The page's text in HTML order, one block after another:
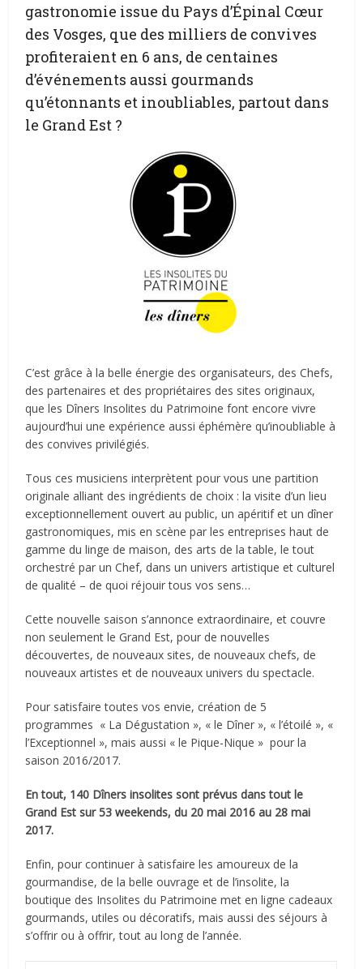
gastronomie issue du Pays d’Épinal Cœur
des Vosges, que des milliers de convives
profiteraient en 6 ans, de centaines
d’événements aussi gourmands
qu’étonnants et inoubliables, partout dans
le Grand Est ?
C’est grâce à la belle énergie des organisateurs, des Chefs,
des partenaires et des propriétaires des sites originaux,
que les Dîners Insolites du Patrimoine font encore vivre
aujourd’hui une expérience aussi éphémère qu’inoubliable à
des convives privilégiés.
Tous ces musiciens interprètent pour vous une partition
originale alliant des ingrédients de choix : la visite d’un lieu
exceptionnellement ouvert au public, un apéritif et un dîner
gastronomiques, mis en scène par les entreprises haut de
gamme du linge de maison, des arts de la table, le tout
orchestré par un Chef, dans un univers artistique et culturel
de qualité – de quoi réjouir tous vos sens…
Cette nouvelle saison s’annonce extraordinaire, et couvre
non seulement le Grand Est, pour de nouvelles
découvertes, de nouveaux sites, de nouveaux chefs, de
nouveaux artistes et de nouveaux univers du spectacle.
Pour satisfaire toutes vos envie, création de 5
programmes « La Dégustation », « le Dîner », « l’étoilé », «
l’Exceptionnel », mais aussi « le Pique-Nique » pour la
saison 2016/2017.
En tout, 140 Dîners insolites sont prévus dans tout le
Grand Est sur 53 weekends, du 20 mai 2016 au 28 mai
2017.
Enfin, pour continuer à satisfaire les amoureux de la
gourmandise, de la belle ouvrage et de l’insolite, la
boutique des Insolites du Patrimoine met en ligne cadeaux
gourmands, utiles ou décoratifs, mais aussi des séjours à
s’offrir ou à offrir, tout au long de l’année.